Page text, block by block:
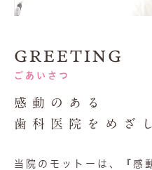
GREETING
ごあいさつ
感動のある
歯科医院をめざ
当院のモットーは、『感